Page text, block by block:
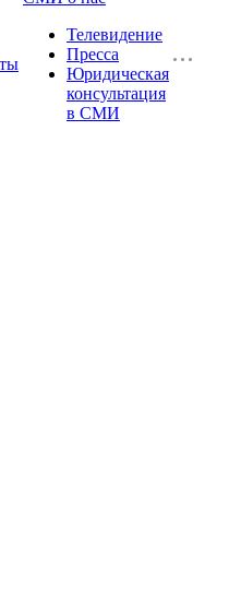
Телевидение
Пресса
Юридическая
консультация
в СМИ